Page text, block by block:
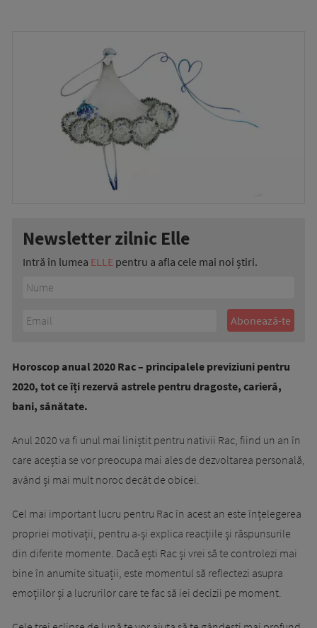
Newsletter zilnic Elle
Intră în lumea ELLE pentru a afla cele mai noi știri.
Horoscop anual 2020 Rac – principalele previziuni pentru
2020, tot ce îți rezervă astrele pentru dragoste, carieră,
bani, sănătate.
Anul 2020 va fi unul mai liniștit pentru nativii Rac, fiind un an în
care aceștia se vor preocupa mai ales de dezvoltarea personală,
având și mai mult noroc decât de obicei.
Cel mai important lucru pentru Rac în acest an este înțelegerea
propriei motivații, pentru a-și explica reacțiile și răspunsurile
din diferite momente. Dacă ești Rac și vrei să te controlezi mai
bine în anumite situații, este momentul să reflectezi asupra
emoțiilor și a lucrurilor care te fac să iei decizii pe moment.